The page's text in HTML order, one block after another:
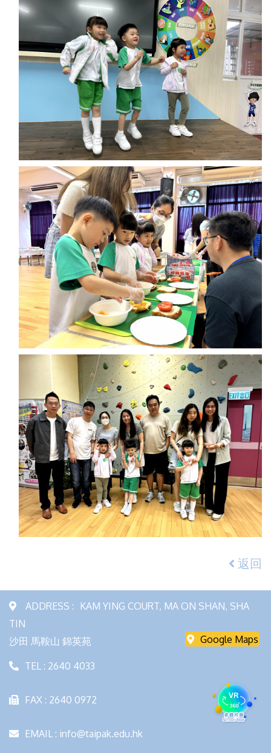
返回
ADDRESS : KAM YING COURT, MA ON SHAN, SHA
TIN
沙田 馬鞍山 錦英苑
Google Maps
TEL : 2640 4033
FAX : 2640 0972
EMAIL : info@taipak.edu.hk